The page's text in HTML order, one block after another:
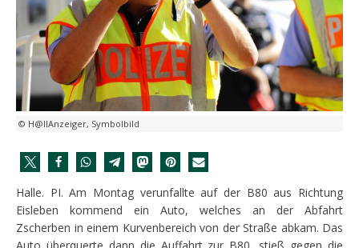
© H@llAnzeiger, Symbolbild
Halle. PI. Am Montag verunfallte auf der B80 aus Richtung
Eisleben kommend ein Auto, welches an der Abfahrt
Zscherben in einem Kurvenbereich von der Straße abkam. Das